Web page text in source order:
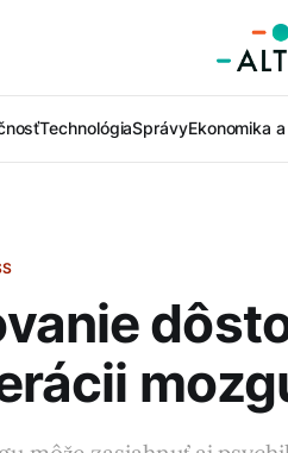
TechnológiaSprávyEkonomika